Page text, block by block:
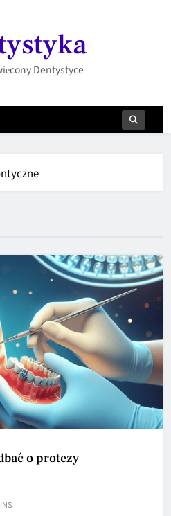
Dentystyce
o protezy